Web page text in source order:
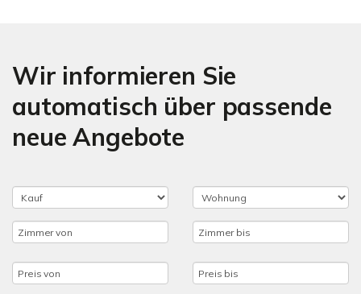
Wir informieren Sie
automatisch über passende
neue Angebote